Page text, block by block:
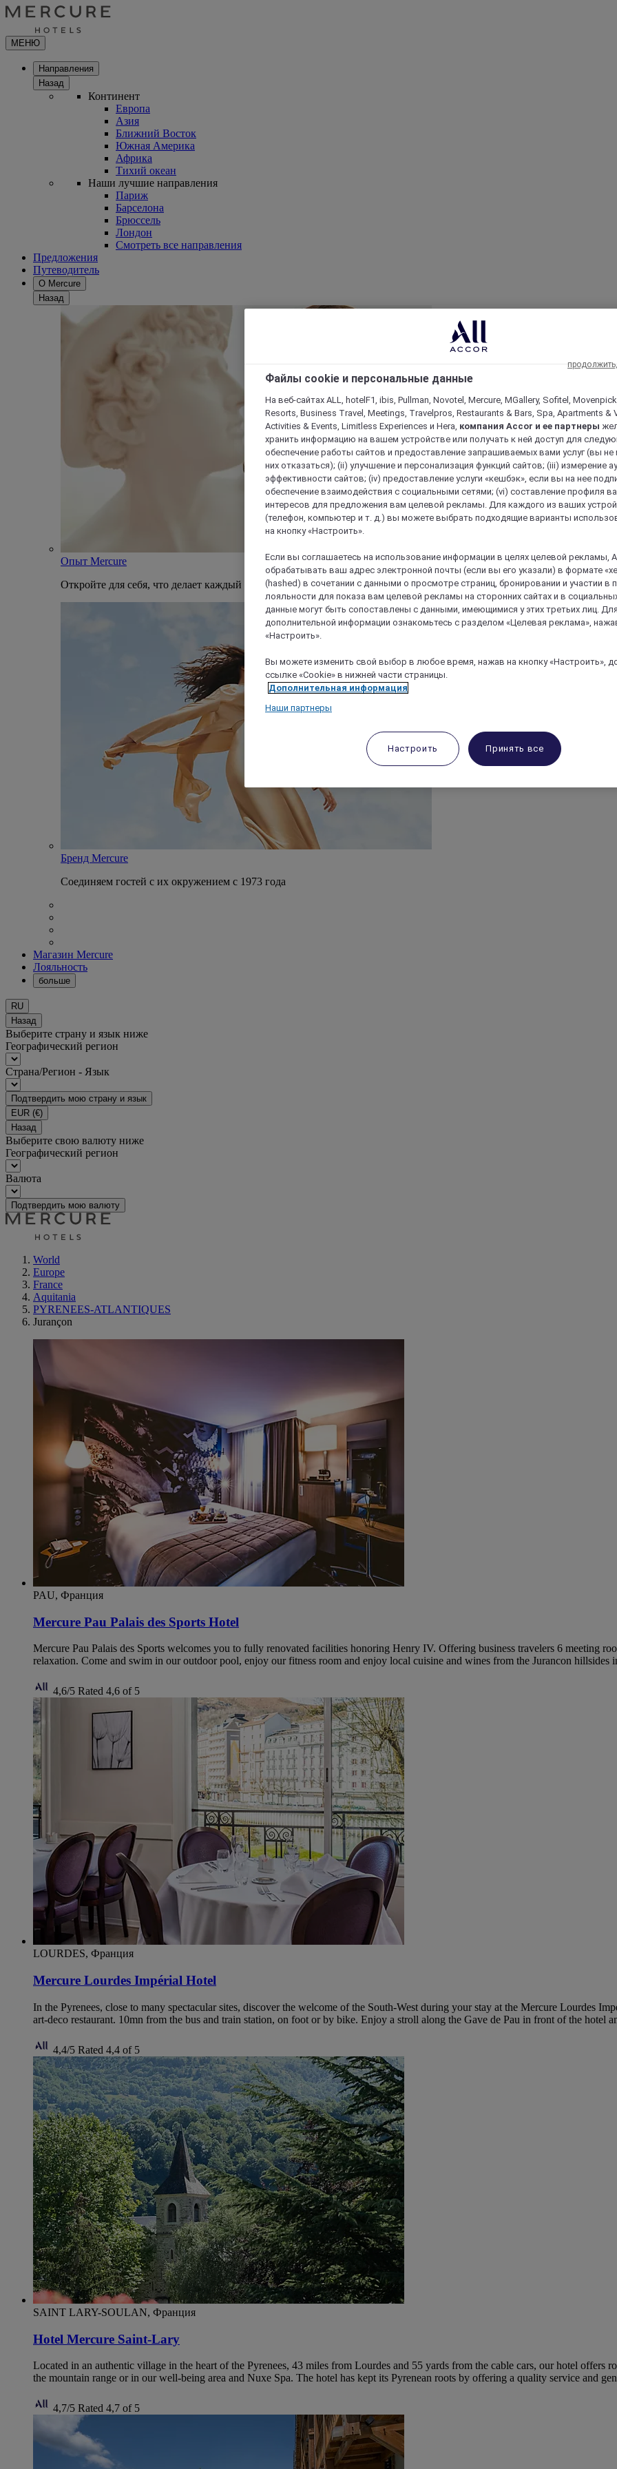
МЕНЮ
Направления
Назад
Континент
Европа
Азия
Ближний Восток
Южная Америка
Африка
Тихий океан
Наши лучшие направления
Париж
Барселона
Брюссель
Лондон
Смотреть все направления
Предложения
Путеводитель
О Mercure
Назад
Опыт Mercure
Откройте для себя, что делает каждый отель Mercure и пребывание в нем уникальным
Бренд Mercure
Соединяем гостей с их окружением с 1973 года
Магазин Mercure
Лояльность
больше
RU
Назад
Выберите страну и язык ниже
Географический регион
Страна/Регион - Язык
Подтвердить мою страну и язык
EUR (€)
Назад
Выберите свою валюту ниже
Географический регион
Валюта
Подтвердить мою валюту
World
Europe
France
Aquitania
PYRENEES-ATLANTIQUES
Jurançon
PAU, Франция
Mercure Pau Palais des Sports Hotel
Mercure Pau Palais des Sports welcomes you to fully renovated facilities honoring Henry IV. Offering business travelers 6 meeting
relaxation. Come and swim in our outdoor pool, enjoy our fitness room and enjoy local cuisine and wines from the Jurancon hillsides
4,6/5 Rated 4,6 of 5
LOURDES, Франция
Mercure Lourdes Impérial Hotel
In the Pyrenees, close to many spectacular sites, discover the welcome of the South-West during your stay at the Mercure Lourdes
art-deco restaurant. 10mn from the bus and train station, on foot or by bike. Enjoy a stroll along the Gave de Pau in front of the hotel
4,4/5 Rated 4,4 of 5
SAINT LARY-SOULAN, Франция
Hotel Mercure Saint-Lary
Located in an authentic village in the heart of the Pyrenees, 43 miles from Lourdes and 55 yards from the cable cars, our hotel
the mountain range or in our well-being area and Nuxe Spa. The hotel has kept its Pyrenean roots by offering a quality service and
4,7/5 Rated 4,7 of 5
Файлы cookie и персональные данные
На веб-сайтах ALL, hotelF1, ibis, Pullman, Novotel, Mercure, MGallery, Sofitel,
Resorts, Business Travel, Meetings, Travelpros, Restaurants & Bars, Spa, Apartments &
Activities & Events, Limitless Experiences и Hera, компания Accor и ее партнеры
хранить информацию на вашем устройстве или получать к ней доступ для
обеспечение работы сайтов и предоставление запрашиваемых вами услуг (вы
них отказаться); (ii) улучшение и персонализация функций сайтов; (iii) измерение
эффективности сайтов; (iv) предоставление услуги «кешбэк», если вы на нее
обеспечение взаимодействия с социальными сетями; (vi) составление профиля
интересов для предложения вам целевой рекламы. Для каждого из ваших
(телефон, компьютер и т. д.) вы можете выбрать подходящие варианты
на кнопку «Настроить».
Если вы соглашаетесь на использование информации в целях целевой рекламы,
обрабатывать ваш адрес электронной почты (если вы его указали) в формате
(hashed) в сочетании с данными о просмотре страниц, бронировании и участии в
лояльности для показа вам целевой рекламы на сторонних сайтах и в
данные могут быть сопоставлены с данными, имеющимися у этих третьих лиц.
дополнительной информации ознакомьтесь с разделом «Целевая реклама»,
«Настроить».
Вы можете изменить свой выбор в любое время, нажав на кнопку «Настроить»,
ссылке «Cookie» в нижней части страницы.
Дополнительная информация
Наши партнеры
Настроить Принять все